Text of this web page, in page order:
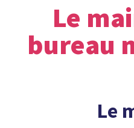
Le
bureau
Le